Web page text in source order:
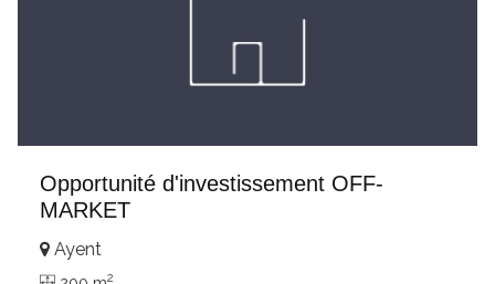
Opportunité d'investissement OFF-
MARKET
Ayent
2